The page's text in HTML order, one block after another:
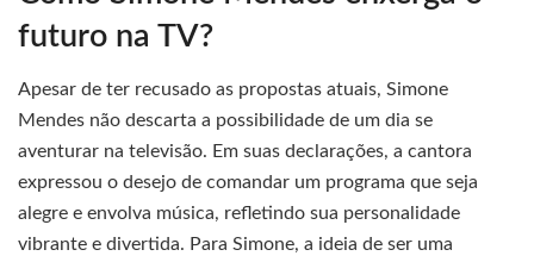
futuro na TV?
Apesar de ter recusado as propostas atuais, Simone
Mendes não descarta a possibilidade de um dia se
aventurar na televisão. Em suas declarações, a cantora
expressou o desejo de comandar um programa que seja
alegre e envolva música, refletindo sua personalidade
vibrante e divertida. Para Simone, a ideia de ser uma